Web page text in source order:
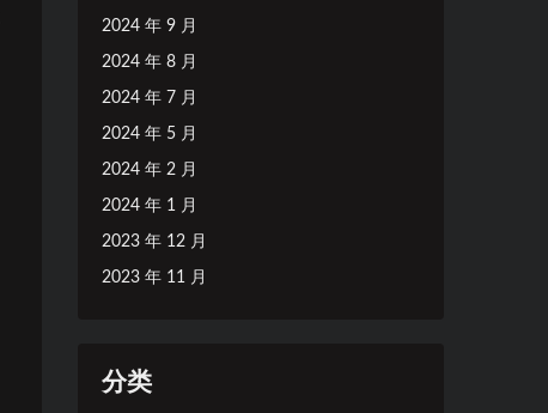
2024 年 9 月
2024 年 8 月
2024 年 7 月
2024 年 5 月
2024 年 2 月
2024 年 1 月
2023 年 12 月
2023 年 11 月
分类